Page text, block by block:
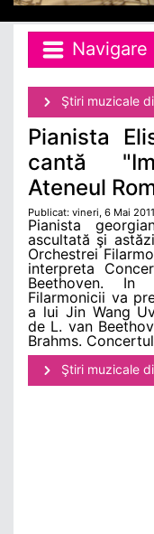
Navigare
Ştiri muzicale
Pianista
cantă
Ateneul
Publicat: vineri, 6 Mai
Pianista
ascultată şi
Orchestrei
interpreta
Beethoven. In
Filarmonicii va
a lui Jin Wang
de L. van
Brahms.
Ştiri muzicale